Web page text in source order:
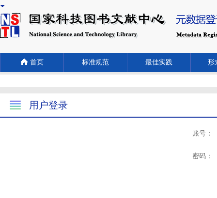
首页 标准规范 最佳实践 形
用户登录
账号：
密码：